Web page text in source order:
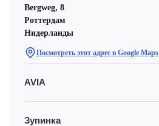
Bergweg, 8
Роттердам
Нидерланды
Посмотреть этот адрес в Google Maps
AVIA
Зупинка